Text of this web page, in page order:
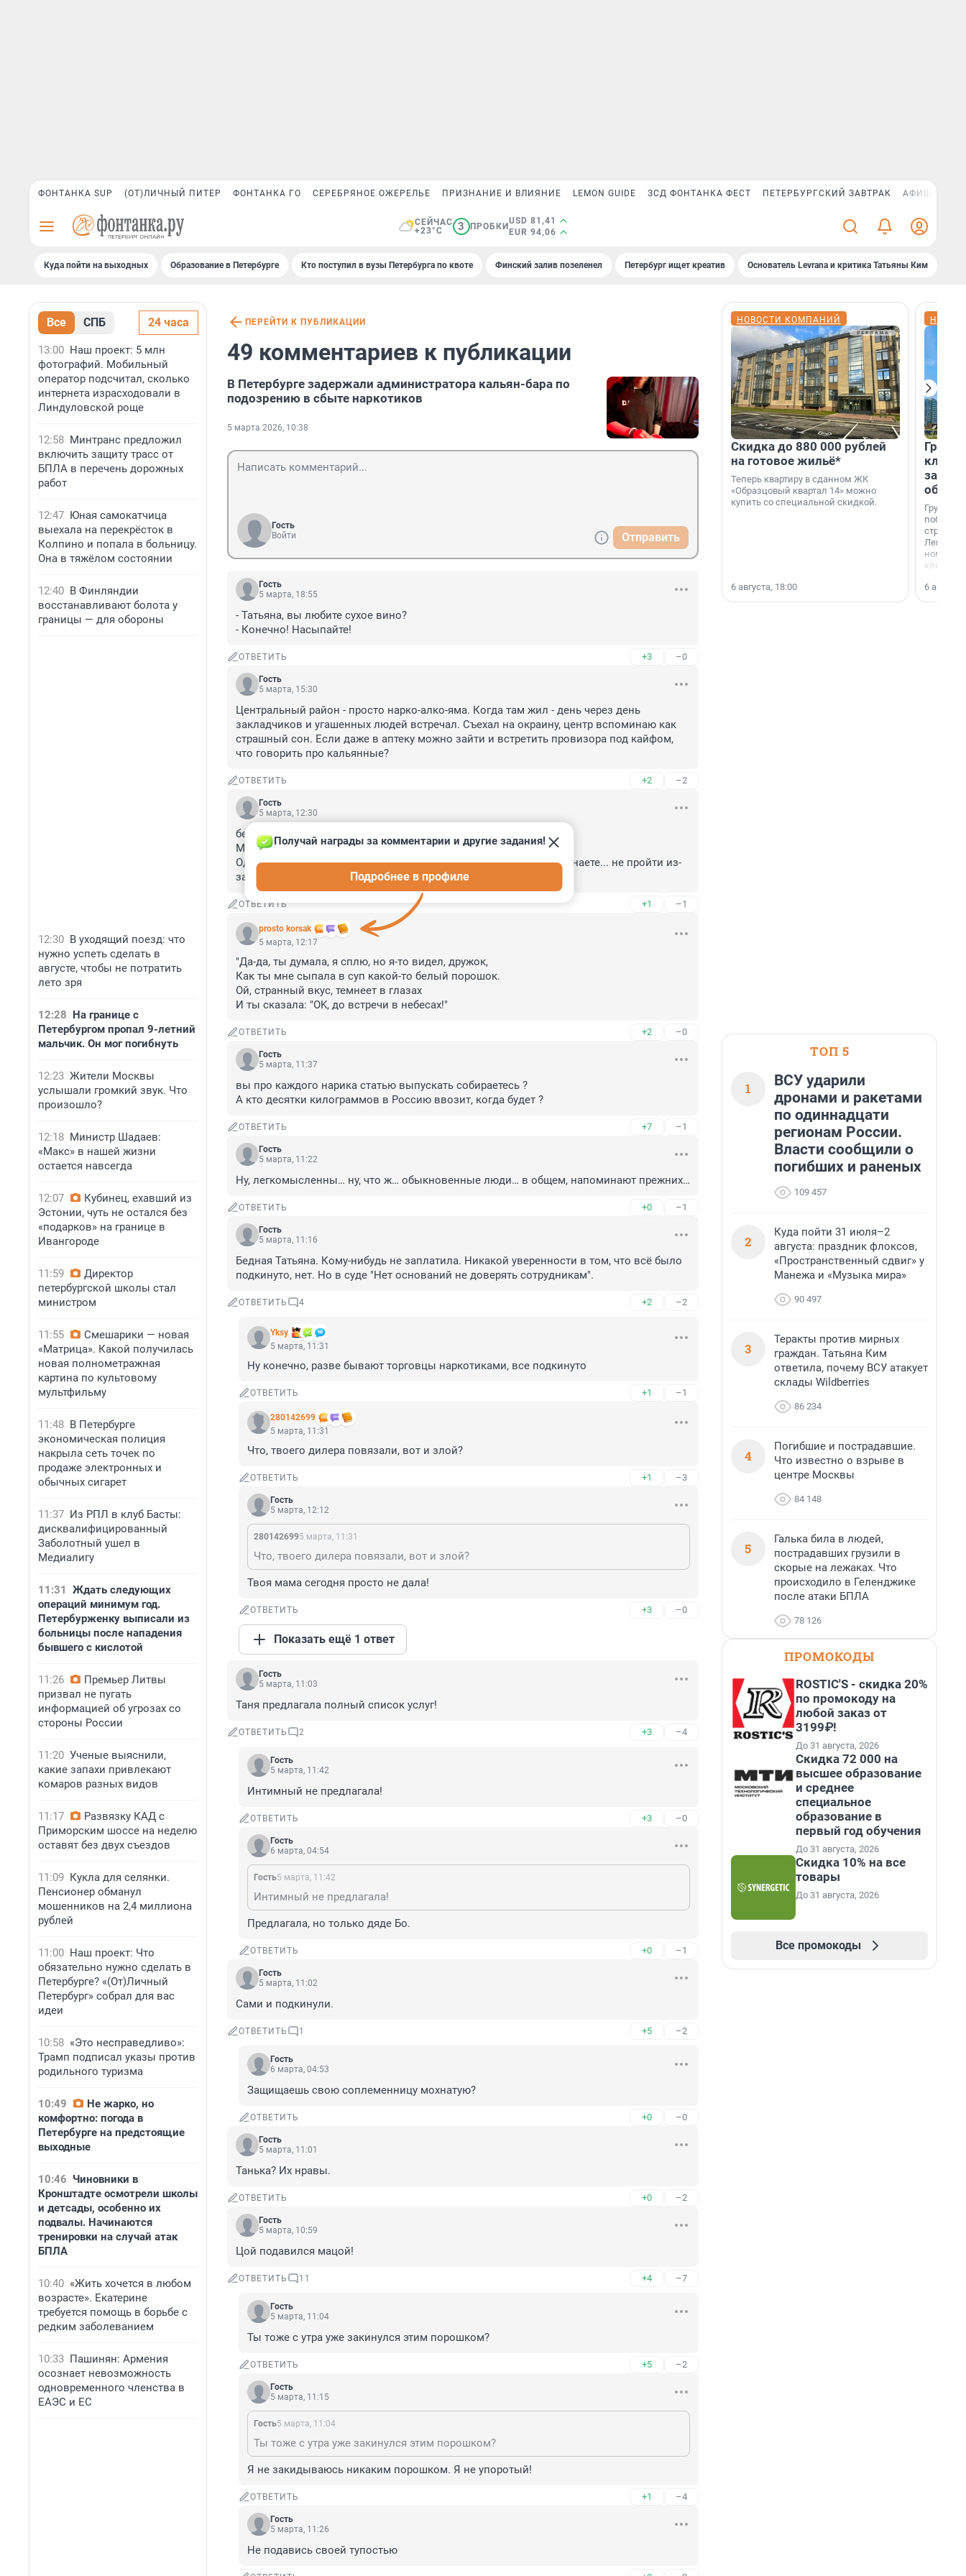
ФОНТАНКА SUP (ОТ)ЛИЧНЫЙ ПИТЕР ФОНТАНКА ГО СЕРЕБРЯНОЕ ОЖЕРЕЛЬЕ ПРИЗНАНИЕ И ВЛИЯНИЕ LEMON GUIDE ЗСД ФОНТАНКА ФЕСТ ПЕТЕРБУРГСКИЙ ЗАВТРАК АФИША PLUS
СЕЙЧАС
+23°C
3 ПРОБКИ
USD 81,41
EUR 94,06
Куда пойти на выходных Образование в Петербурге Кто поступил в вузы Петербурга по квоте Финский залив позеленел Петербург ищет креатив Основатель Levrana и критика Татьяны Ким
Все СПБ 24 часа
13:00 Наш проект: 5 млн
фотографий. Мобильный
оператор подсчитал, сколько
интернета израсходовали в
Линдуловской роще
12:58 Минтранс предложил
включить защиту трасс от
БПЛА в перечень дорожных
работ
12:47 Юная самокатчица
выехала на перекрёсток в
Колпино и попала в больницу.
Она в тяжёлом состоянии
12:40 В Финляндии
восстанавливают болота у
границы — для обороны
12:30 В уходящий поезд: что
нужно успеть сделать в
августе, чтобы не потратить
лето зря
12:28 На границе с
Петербургом пропал 9-летний
мальчик. Он мог погибнуть
12:23 Жители Москвы
услышали громкий звук. Что
произошло?
12:18 Министр Шадаев:
«Макс» в нашей жизни
остается навсегда
12:07
Кубинец, ехавший из
Эстонии, чуть не остался без
«подарков» на границе в
Ивангороде
11:59
Директор
петербургской школы стал
министром
11:55
Смешарики — новая
«Матрица». Какой получилась
новая полнометражная
картина по культовому
мультфильму
11:48 В Петербурге
экономическая полиция
накрыла сеть точек по
продаже электронных и
обычных сигарет
11:37 Из РПЛ в клуб Басты:
дисквалифицированный
Заболотный ушел в
Медиалигу
11:31
Ждать следующих
операций минимум год.
Петербурженку выписали из
больницы после нападения
бывшего с кислотой
11:26
Премьер Литвы
призвал не пугать
информацией об угрозах со
стороны России
11:20 Ученые выяснили,
какие запахи привлекают
комаров разных видов
11:17
Развязку КАД с
Приморским шоссе на неделю
оставят без двух съездов
11:09 Кукла для селянки.
Пенсионер обманул
мошенников на 2,4 миллиона
рублей
11:00 Наш проект: Что
обязательно нужно сделать в
Петербурге? «(От)Личный
Петербург» собрал для вас
идеи
10:58 «Это несправедливо»:
Трамп подписал указы против
родильного туризма
10:49
Не жарко, но
комфортно: погода в
Петербурге на предстоящие
выходные
10:46 Чиновники в
Кронштадте осмотрели школы
и детсады, особенно их
подвалы. Начинаются
тренировки на случай атак
БПЛА
10:40 «Жить хочется в любом
возрасте». Екатерине
требуется помощь в борьбе с
редким заболеванием
10:33 Пашинян: Армения
осознает невозможность
одновременного членства в
ЕАЭС и ЕС
ПЕРЕЙТИ К ПУБЛИКАЦИИ
49 комментариев к публикации
В Петербурге задержали администратора кальян-бара по
подозрению в сбыте наркотиков
5 марта 2026, 10:38
Гость
Войти
Отправить
Гость
5 марта, 18:55
- Татьяна, вы любите сухое вино?
- Конечно! Насыпайте!
ОТВЕТИТЬ +3 –0
Гость
5 марта, 15:30
Центральный район - просто нарко-алко-яма. Когда там жил - день через день
закладчиков и угашенных людей встречал. Съехал на окраину, центр вспоминаю как
страшный сон. Если даже в аптеку можно зайти и встретить провизора под кайфом,
что говорить про кальянные?
ОТВЕТИТЬ +2 –2
Гость
5 марта, 12:30
бедная собака ! чего ей только перенюхать там не пришлось
Молоко хотя бы собаке выдавали, за вредные условия труда
Одни собаки честно трудятся и людям помогают, а другие сами знаете... не пройти из-
за них
ОТВЕТИТЬ +1 –1
prosto korsak
Получай награды за комментарии и другие задания!
Подробнее в профиле
5 марта, 12:17
"Да-да, ты думала, я сплю, но я-то видел, дружок,
Как ты мне сыпала в суп какой-то белый порошок.
Ой, странный вкус, темнеет в глазах
И ты сказала: "ОK, до встречи в небесах!"
ОТВЕТИТЬ +2 –0
Гость
5 марта, 11:37
вы про каждого нарика статью выпускать собираетесь ?
А кто десятки килограммов в Россию ввозит, когда будет ?
ОТВЕТИТЬ +7 –1
Гость
5 марта, 11:22
Ну, легкомысленны… ну, что ж… обыкновенные люди… в общем, напоминают прежних…
ОТВЕТИТЬ +0 –1
Гость
5 марта, 11:16
Бедная Татьяна. Кому-нибудь не заплатила. Никакой уверенности в том, что всё было
подкинуто, нет. Но в суде "Нет оснований не доверять сотрудникам".
ОТВЕТИТЬ 4 +2 –2
Yksy
5 марта, 11:31
Ну конечно, разве бывают торговцы наркотиками, все подкинуто
ОТВЕТИТЬ +1 –1
280142699
5 марта, 11:31
Что, твоего дилера повязали, вот и злой?
ОТВЕТИТЬ +1 –3
Гость
5 марта, 12:12
2801426995 марта, 11:31
Что, твоего дилера повязали, вот и злой?
Твоя мама сегодня просто не дала!
ОТВЕТИТЬ +3 –0
Показать ещё 1 ответ
Гость
5 марта, 11:03
Таня предлагала полный список услуг!
ОТВЕТИТЬ 2 +3 –4
Гость
5 марта, 11:42
Интимный не предлагала!
ОТВЕТИТЬ +3 –0
Гость
6 марта, 04:54
Гость5 марта, 11:42
Интимный не предлагала!
Предлагала, но только дяде Бо.
ОТВЕТИТЬ +0 –1
Гость
5 марта, 11:02
Сами и подкинули.
ОТВЕТИТЬ 1 +5 –2
Гость
6 марта, 04:53
Защищаешь свою соплеменницу мохнатую?
ОТВЕТИТЬ +0 –0
Гость
5 марта, 11:01
Танька? Их нравы.
ОТВЕТИТЬ +0 –2
Гость
5 марта, 10:59
Цой подавился мацой!
ОТВЕТИТЬ 11 +4 –7
Гость
5 марта, 11:04
Ты тоже с утра уже закинулся этим порошком?
ОТВЕТИТЬ +5 –2
Гость
5 марта, 11:15
Гость5 марта, 11:04
Ты тоже с утра уже закинулся этим порошком?
Я не закидываюсь никаким порошком. Я не упоротый!
ОТВЕТИТЬ +1 –4
Гость
5 марта, 11:26
Не подавись своей тупостью
НОВОСТИ КОМПАНИЙ
Скидка до 880 000 рублей
на готовое жильё*
Теперь квартиру в сданном ЖК
«Образцовый квартал 14» можно
купить со специальной скидкой.
6 августа, 18:00
Группа
области».
6
ТОП 5
1
ВСУ ударили
дронами и ракетами
по одиннадцати
регионам России.
Власти сообщили о
погибших и раненых
109 457
2
Куда пойти 31 июля–2
августа: праздник флоксов,
«Пространственный сдвиг» у
Манежа и «Музыка мира»
90 497
3
Теракты против мирных
граждан. Татьяна Ким
ответила, почему ВСУ атакует
склады Wildberries
86 234
4
Погибшие и пострадавшие.
Что известно о взрыве в
центре Москвы
84 148
5
Галька била в людей,
пострадавших грузили в
скорые на лежаках. Что
происходило в Геленджике
после атаки БПЛА
78 126
ПРОМОКОДЫ
ROSTIC'S - скидка 20%
по промокоду на
любой заказ от
3199₽!
До 31 августа, 2026
Скидка 72 000 на
высшее образование
и среднее
специальное
образование в
первый год обучения
До 31 августа, 2026
Скидка 10% на все
товары
До 31 августа, 2026
Все промокоды